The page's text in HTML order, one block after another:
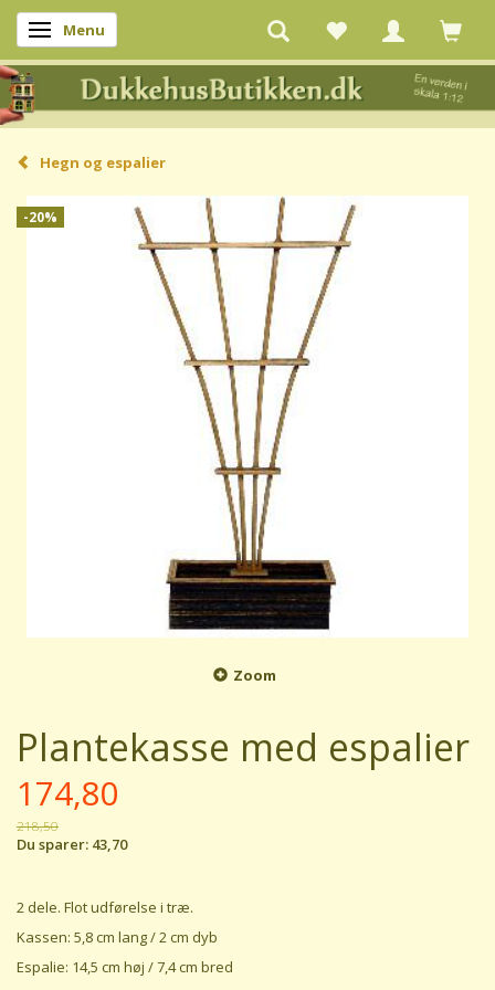
Skifte navigation
Menu
Hegn og espalier
-20%
Zoom
Plantekasse med espalier
174,80
218,50
Du sparer: 43,70
2 dele. Flot udførelse i træ.
Kassen: 5,8 cm lang / 2 cm dyb
Espalie: 14,5 cm høj / 7,4 cm bred